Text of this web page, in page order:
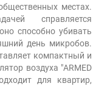
местах.
справляется
способно убивать
день микробов.
компактный и
воздуха "ARMED
для квартир,